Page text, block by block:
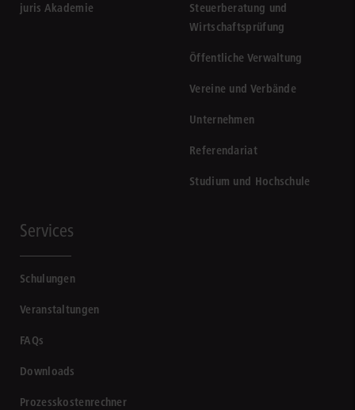
juris Akademie
Steuerberatung und
Wirtschaftsprüfung
Öffentliche Verwaltung
Vereine und Verbände
Unternehmen
Referendariat
Studium und Hochschule
Services
Schulungen
Veranstaltungen
FAQs
Downloads
Prozesskostenrechner